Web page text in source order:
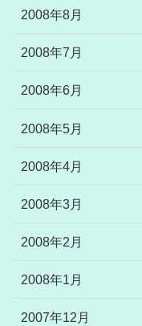
2008年8月
2008年7月
2008年6月
2008年5月
2008年4月
2008年3月
2008年2月
2008年1月
2007年12月